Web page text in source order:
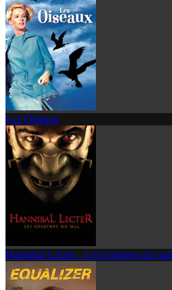
Les Oiseaux
Hannibal Lecter - Les Origines du mal